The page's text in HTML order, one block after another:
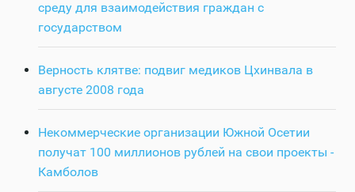
среду для взаимодействия граждан с
государством
Верность клятве: подвиг медиков Цхинвала в
августе 2008 года
Некоммерческие организации Южной Осетии
получат 100 миллионов рублей на свои проекты -
Камболов